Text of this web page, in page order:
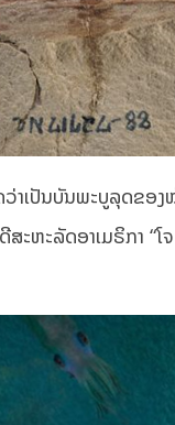
ເປັນບັນພະບູລຸດຂອງ
ະຫະລັດອາເມຣິກາ